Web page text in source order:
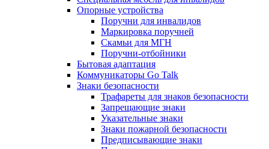
Опорные устройства
Поручни для инвалидов
Маркировка поручней
Скамьи для МГН
Поручни-отбойники
Бытовая адаптация
Коммуникаторы Go Talk
Знаки безопасности
Трафареты для знаков безопасности
Запрещающие знаки
Указательные знаки
Знаки пожарной безопасности
Предписывающие знаки